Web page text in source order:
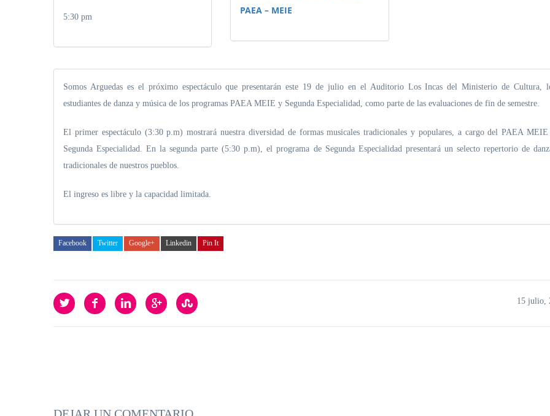
5:30 pm
PAEA – MEIE
Somos Arguedas es el próximo espectáculo que presentarán este 19 de julio en el Auditorio Los Incas del Ministerio de Cultura,
estudiantes de danza y música de los programas PAEA MEIE y Segunda Especialidad, como parte de las evaluaciones de fin de semestre.
El primer espectáculo (3:30 p.m) mostrará nuestra diversidad de formas musicales tradicionales y populares, a cargo del PAEA
Segunda Especialidad. En la segunda parte (5:30 p.m), el programa de Segunda Especialidad presentará un selecto repertorio de
tradicionales de nuestros pueblos.
El ingreso es libre y la capacidad limitada.
Facebook Twitter Google+ Linkedin Pin It
15 julio,